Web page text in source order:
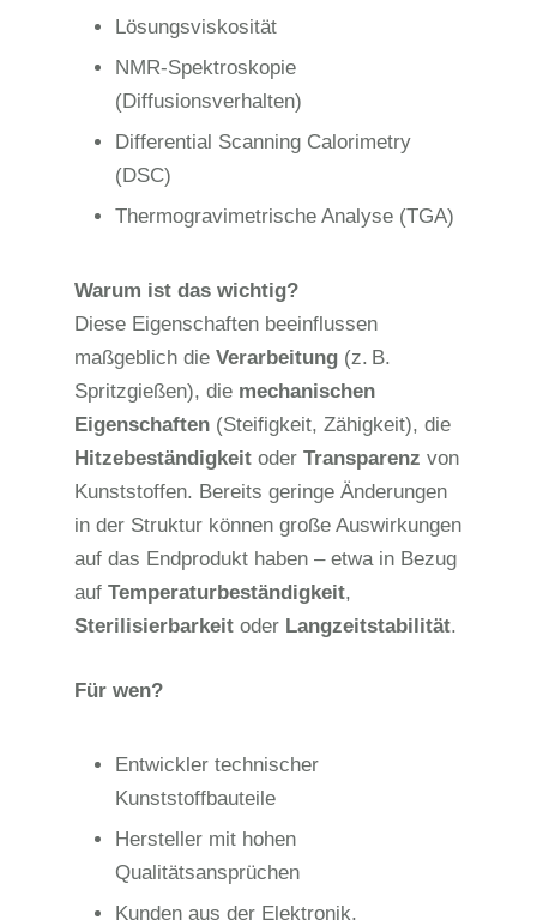
Lösungsviskosität
NMR-Spektroskopie
(Diffusionsverhalten)
Differential Scanning Calorimetry
(DSC)
Thermogravimetrische Analyse (TGA)
Warum ist das wichtig?
Diese Eigenschaften beeinflussen
maßgeblich die Verarbeitung (z. B.
Spritzgießen), die mechanischen
Eigenschaften (Steifigkeit, Zähigkeit), die
Hitzebeständigkeit oder Transparenz von
Kunststoffen. Bereits geringe Änderungen
in der Struktur können große Auswirkungen
auf das Endprodukt haben – etwa in Bezug
auf Temperaturbeständigkeit,
Sterilisierbarkeit oder Langzeitstabilität.
Für wen?
Entwickler technischer
Kunststoffbauteile
Hersteller mit hohen
Qualitätsansprüchen
Kunden aus der Elektronik,